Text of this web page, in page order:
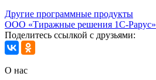
Другие программные продукты
ООО «Тиражные решения 1С-Рарус»
Поделитесь ссылкой с друзьями:
О нас